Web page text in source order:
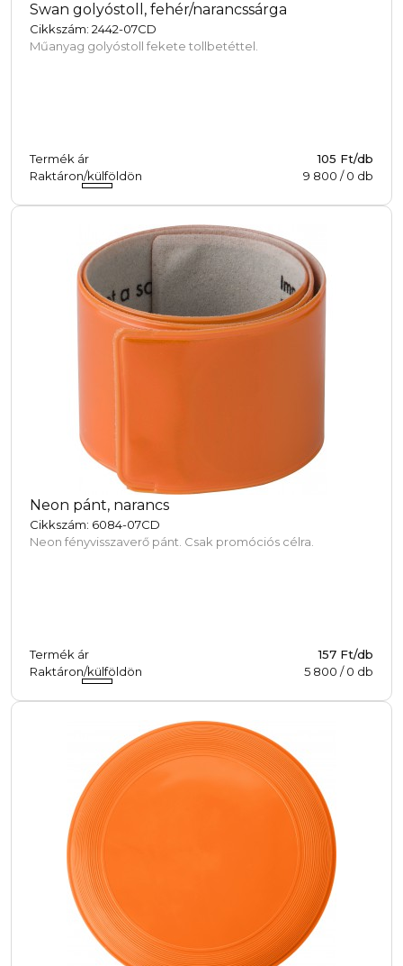
Swan golyóstoll, fehér/narancssárga
Cikkszám: 2442-07CD
Műanyag golyóstoll fekete tollbetéttel.
Termék ár
105 Ft/db
Raktáron/külföldön
9 800 /0 db
Neon pánt, narancs
Cikkszám: 6084-07CD
Neon fényvisszaverő pánt. Csak promóciós célra.
Termék ár
157 Ft/db
Raktáron/külföldön
5 800 /0 db